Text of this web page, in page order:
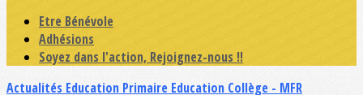
Etre Bénévole
Adhésions
Soyez dans l'action, Rejoignez-nous !!
Actualités Education Primaire Education Collège - MFR